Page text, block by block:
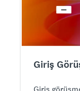
Giriş